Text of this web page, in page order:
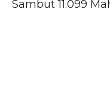
Sambut 11.099